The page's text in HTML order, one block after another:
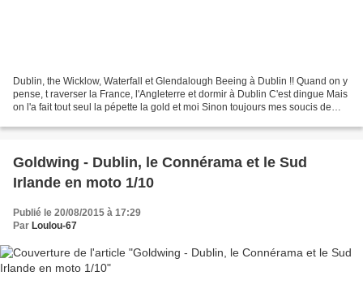
Dublin, the Wicklow, Waterfall et Glendalough Beeing à Dublin !! Quand on y
pense, t raverser la France, l'Angleterre et dormir à Dublin C'est dingue Mais
on l'a fait tout seul la pépette la gold et moi Sinon toujours mes soucis de
Goldwing - Dublin, le Connérama et le Sud
Irlande en moto 1/10
Publié le 20/08/2015 à 17:29
Par Loulou-67